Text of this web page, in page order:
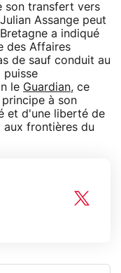
son transfert vers
Assange peut
a indiqué
des Affaires
de sauf conduit au
puisse
le Guardian, ce
à son
et d'une liberté de
aux frontières du